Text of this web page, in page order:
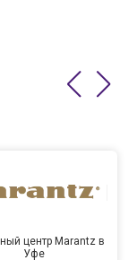
центр Marantz в
Уфе